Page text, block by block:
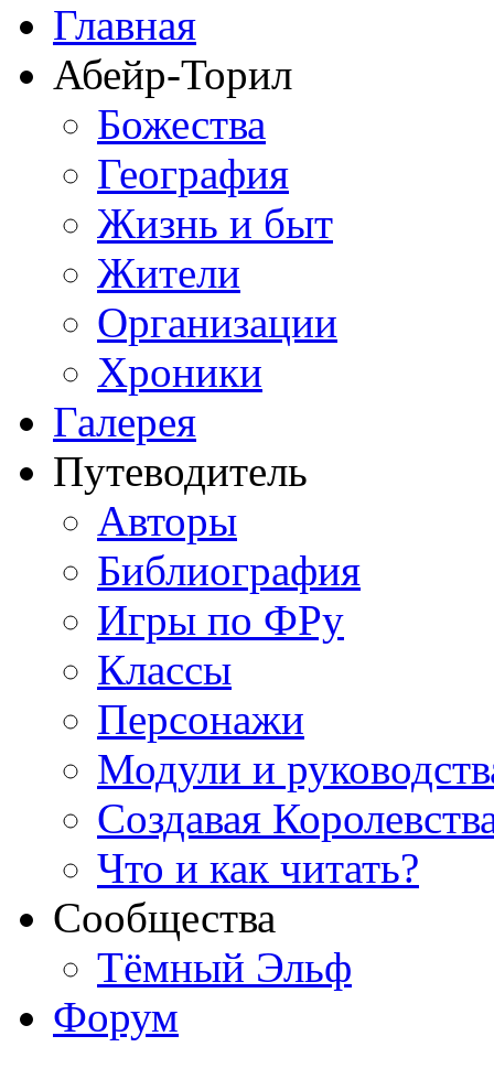
Главная
Абейр-Торил
Божества
География
Жизнь и быт
Жители
Организации
Хроники
Галерея
Путеводитель
Авторы
Библиография
Игры по ФРу
Классы
Персонажи
Модули и
Создавая
Что и как читать?
Сообщества
Тёмный Эльф
Форум